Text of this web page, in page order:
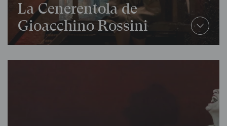
La Cenerentola de
Gioacchino Rossini